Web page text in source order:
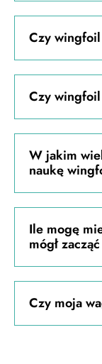
Czy
Czy
W jakim
naukę
Ile mogę
mógł
Czy moja